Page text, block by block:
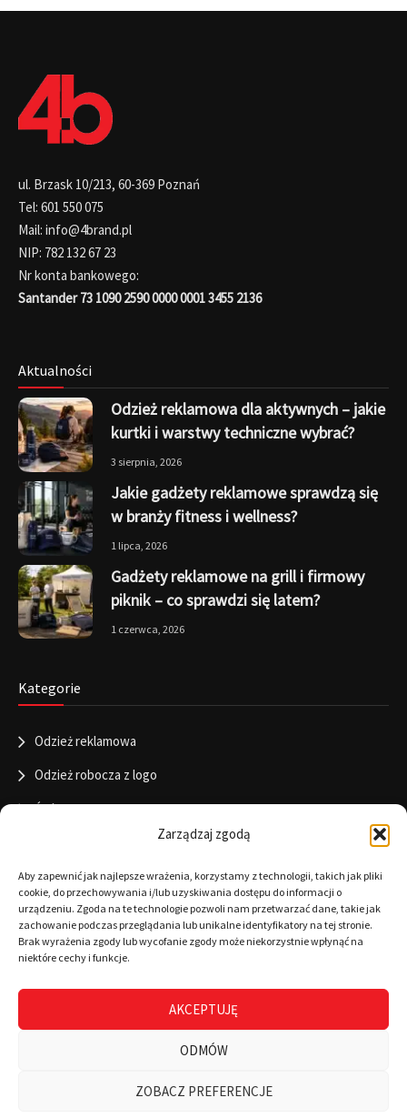
Zarządzaj zgodą
Aby zapewnić jak najlepsze wrażenia, korzystamy z technologii, takich jak pliki
cookie, do przechowywania i/lub uzyskiwania dostępu do informacji o
urządzeniu. Zgoda na te technologie pozwoli nam przetwarzać dane, takie jak
zachowanie podczas przeglądania lub unikalne identyfikatory na tej stronie.
Brak wyrażenia zgody lub wycofanie zgody może niekorzystnie wpłynąć na
niektóre cechy i funkcje.
AKCEPTUJĘ
ODMÓW
ZOBACZ PREFERENCJE
ul. Brzask 10/213, 60-369 Poznań
Tel: 601 550 075
Mail: info@4brand.pl
NIP: 782 132 67 23
Nr konta bankowego:
Santander 73 1090 2590 0000 0001 3455 2136
Aktualności
Odzież reklamowa dla aktywnych – jakie
kurtki i warstwy techniczne wybrać?
3 sierpnia, 2026
Jakie gadżety reklamowe sprawdzą się
w branży fitness i wellness?
1 lipca, 2026
Gadżety reklamowe na grill i firmowy
piknik – co sprawdzi się latem?
1 czerwca, 2026
Kategorie
Odzież reklamowa
Odzież robocza z logo
Święta
Informacje
RODO
Polityka cookies
Regulamin
Warunki płatności